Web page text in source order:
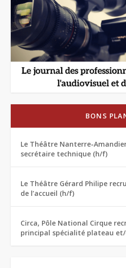
BONS
Le Théâtre Nanterre-
secrétaire technique (h/f)
Le Théâtre Gérard Philipe
de l’accueil (h/f)
Circa, Pôle National Cirque
principal spécialité plateau